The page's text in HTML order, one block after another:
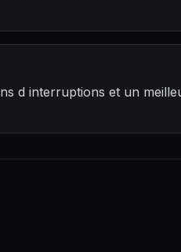
d interruptions et un